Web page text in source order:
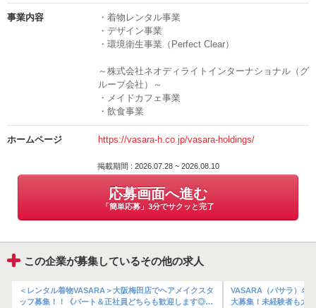
着物だって洋服と同じように、その年のトレンドがあります。
お客様の「着たい！」のニーズに応えるべく、豊富な品揃えでお客様
◇◆融通が利きやすい&豊富な手当の数！◆◇
シフトは、各店舗の営業時間から申請制。
半月ごとのシフト申請ですので、家庭をお持ちの方や副業をされてい
る方など、スケジュールを組みにくい方も安心ですよ☆
アルバイト・パートは週2日～のシフトOK
勤務時間の調整があれば相談にのります！
また、手当の数が多いのもバサラの特徴です。
実績や日々の頑張りに応じた役職手当や繁忙期の繁忙手当で時給が
年2回の表彰制度があり、多角的な視点からスタッフの努力を評価し
「頑張って良かった！」と思えるような職場づくりを心がけているの
で、やりがいを求める方にぴったりですよ◎
採用担当
事業内容
・着物レンタル事業
・デザイン事業
・環境衛生事業（Perfect Clear）
～株式会社ネオディライトインターナショナル（グ
ループ会社）～
・メイドカフェ事業
・飲食事業
ホームページ https://vasara-h.co.jp/vasara-holdings/
掲載期間 : 2026.07.28 ~ 2026.08.10
応募画面へ進む
「簡単応募」3分でサクッと完了
この企業が募集しているその他の求人
＜レンタル着物VASARA＞大阪梅田店でヘアメイクスタ
ッフ募集！！《パート＆正社員どちらも歓迎します◎》
VASARA（バサラ）名
大募集！未経験者も大